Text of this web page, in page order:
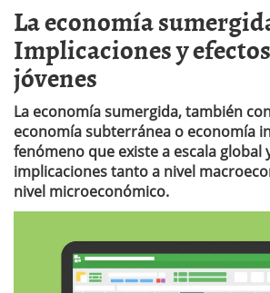
La economía
Implicaciones y
jóvenes
La economía sumergida, también
economía subterránea o economía
fenómeno que existe a escala global
implicaciones tanto a nivel
nivel microeconómico.